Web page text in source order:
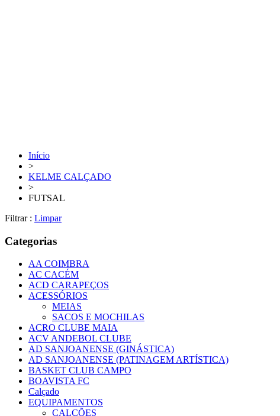
Início
>
KELME CALÇADO
>
FUTSAL
Filtrar : Limpar
Categorias
AA COIMBRA
AC CACÉM
ACD CARAPEÇOS
ACESSÓRIOS
MEIAS
SACOS E MOCHILAS
ACRO CLUBE MAIA
ACV ANDEBOL CLUBE
AD SANJOANENSE (GINÁSTICA)
AD SANJOANENSE (PATINAGEM ARTÍSTICA)
BASKET CLUB CAMPO
BOAVISTA FC
Calçado
EQUIPAMENTOS
CALÇÕES